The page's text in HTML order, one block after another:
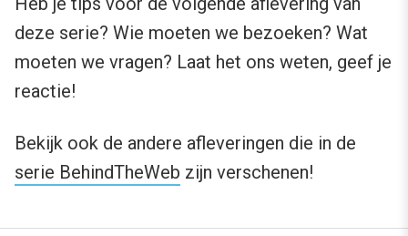
deze serie? Wie moeten we bezoeken? Wat
moeten we vragen? Laat het ons weten, geef je
reactie!
Bekijk ook de andere afleveringen die in de
serie BehindTheWeb zijn verschenen!